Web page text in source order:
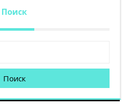
Поиск
Поиск